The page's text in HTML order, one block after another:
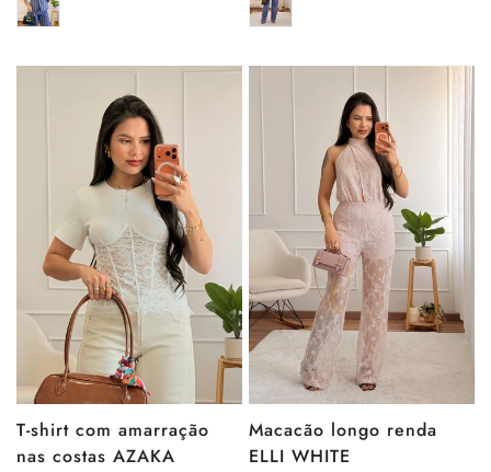
T-shirt com amarração
nas costas AZAKA
Macacão longo renda
ELLI WHITE